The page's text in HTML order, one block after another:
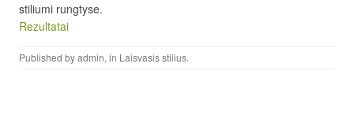
stiliumi rungtyse.
Rezultatai
Published byadmin, in Laisvasis stilius.